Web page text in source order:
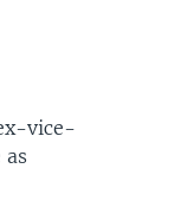
vice-
as